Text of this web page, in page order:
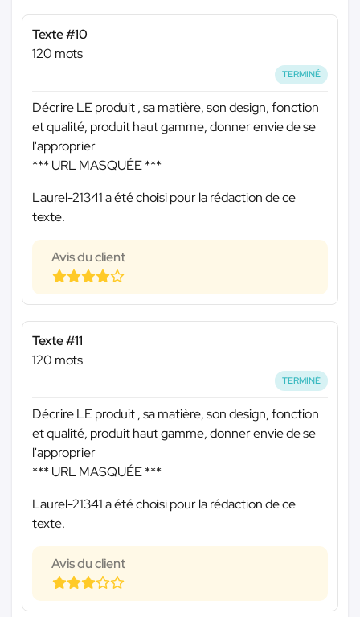
Texte #10
120 mots
TERMINÉ
Décrire LE produit , sa matière, son design, fonction
et qualité, produit haut gamme, donner envie de se
l'approprier
*** URL MASQUÉE ***
Laurel-21341 a été choisi pour la rédaction de ce
texte.
Avis du client
Texte #11
120 mots
TERMINÉ
Décrire LE produit , sa matière, son design, fonction
et qualité, produit haut gamme, donner envie de se
l'approprier
*** URL MASQUÉE ***
Laurel-21341 a été choisi pour la rédaction de ce
texte.
Avis du client